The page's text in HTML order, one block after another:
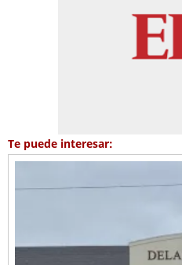
Te puede interesar: